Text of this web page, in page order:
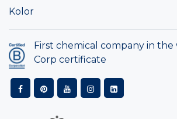
Kolor
First chemical company in
Corp certificate